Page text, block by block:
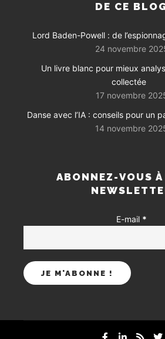
DE CE
Lord Baden-Powell : de
24 novembre
Un livre blanc pour mieux
collectée
17 novembre
Danse avec l’IA : conseils pour un
14 novembre
ABONNEZ-VOUS À
E-mail *